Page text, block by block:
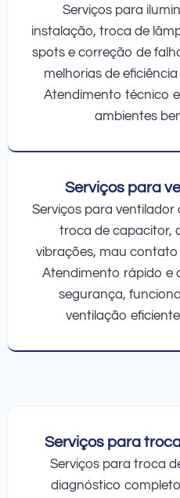
Serviços para
instalação, troca de
spots e correção de
melhorias de
Atendimento técnico
ambientes
Serviços para
Serviços para
troca de capacitor,
vibrações, mau contato
Atendimento rápido e
segurança,
ventilação
Serviços para
Serviços para troca
diagnóstico